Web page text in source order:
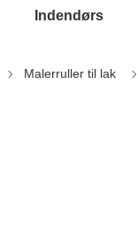
Indendørs
Malerruller til lak